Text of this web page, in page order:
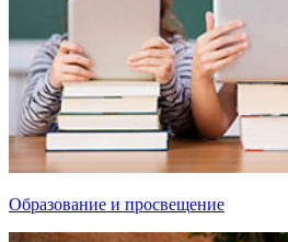
Образование и просвещение